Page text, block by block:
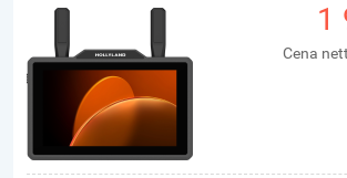
1
Cena